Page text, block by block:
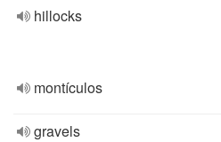
hillocks
montículos
gravels